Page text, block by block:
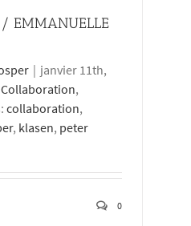
/ EMMANUELLE
| janvier 11th,
Collaboration,
collaboration,
, klasen, peter
0